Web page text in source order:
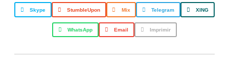
Skype StumbleUpon Mix Telegram XING
WhatsApp Email Imprimir